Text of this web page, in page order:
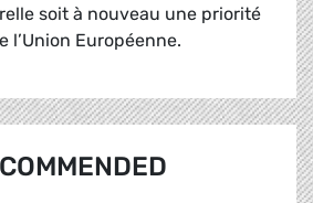
soit à nouveau une priorité
l’Union Européenne.